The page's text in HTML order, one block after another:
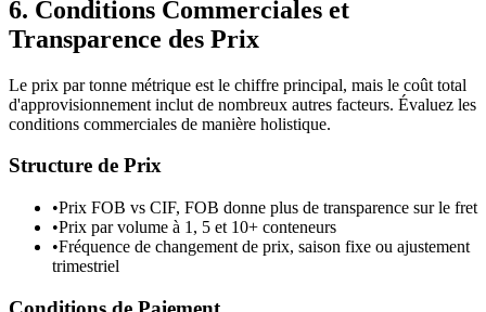
6. Conditions Commerciales et
Transparence des Prix
Le prix par tonne métrique est le chiffre principal, mais le coût total
d'approvisionnement inclut de nombreux autres facteurs. Évaluez les
conditions commerciales de manière holistique.
Structure de Prix
•Prix FOB vs CIF, FOB donne plus de transparence sur le fret
•Prix par volume à 1, 5 et 10+ conteneurs
•Fréquence de changement de prix, saison fixe ou ajustement
trimestriel